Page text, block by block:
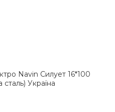
Navin Силует 16*100
Україна